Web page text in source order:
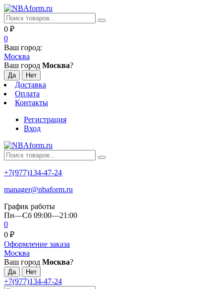
0 ₽
0
Ваш город:
Москва
Ваш город Москва?
Доставка
Оплата
Контакты
Регистрация
Вход
+7(977)134-47-24
manager@nbaform.ru
График работы
Пн—Сб 09:00—21:00
0
0 ₽
Оформление заказа
Москва
Ваш город Москва?
+7(977)134-47-24